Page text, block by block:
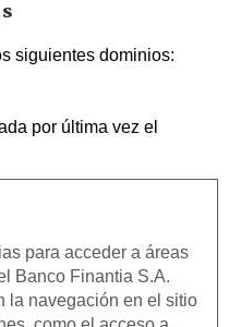
siguientes dominios:
por última vez el
para acceder a áreas
Banco Finantia S.A.
la navegación en el sitio